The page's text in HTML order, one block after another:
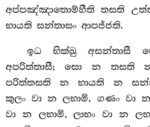
අප්පඤ්ඤාතොම්හීති තසති
භායති සන්තාසං ආපජ්ජති.
ඉධභික්ඛු අසන්තාසී
අපරිත්තාසී; සො න තසති
පරිත්තසති න භායති න
කුලං වා න ලභාමි, ගණං වා න
වා න ලභාමි, ලාභං වා න